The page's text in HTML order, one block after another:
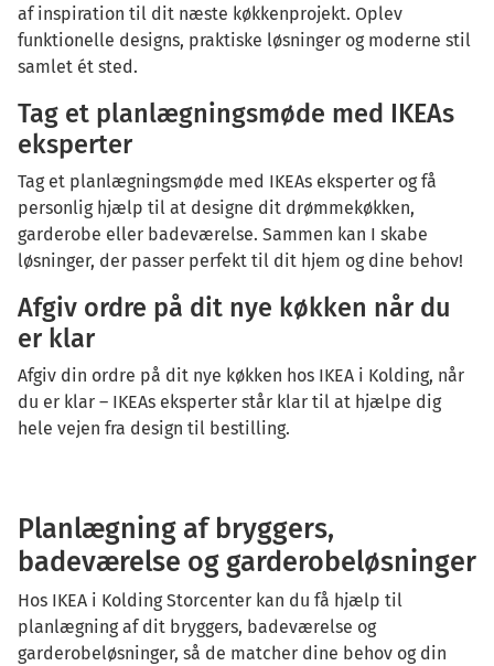
af inspiration til dit næste køkkenprojekt. Oplev
funktionelle designs, praktiske løsninger og moderne stil
samlet ét sted.
Tag et planlægningsmøde med IKEAs
eksperter
Tag et planlægningsmøde med IKEAs eksperter og få
personlig hjælp til at designe dit drømmekøkken,
garderobe eller badeværelse. Sammen kan I skabe
løsninger, der passer perfekt til dit hjem og dine behov!
Afgiv ordre på dit nye køkken når du
er klar
Afgiv din ordre på dit nye køkken hos IKEA i Kolding, når
du er klar – IKEAs eksperter står klar til at hjælpe dig
hele vejen fra design til bestilling.
Planlægning af bryggers,
badeværelse og garderobeløsninger
Hos IKEA i Kolding Storcenter kan du få hjælp til
planlægning af dit bryggers, badeværelse og
garderobeløsninger, så de matcher dine behov og din